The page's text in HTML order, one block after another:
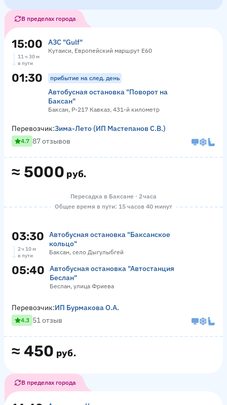
В пределах города
15:00 АЗС "Gulf"
Кутаиси, Европейский маршрут Е60
11 ч 30 м
в пути
01:30 прибытие на след. день
Автобусная остановка "Поворот на
Баксан"
Баксан, Р-217 Кавказ, 431-й километр
≈ 5000 руб.
Перевозчик:Зима-Лето (ИП Мастепанов С.В.)
4.7 87 отзывов
Пересадка в Баксане · 2 часа
Общее время в пути: 15 часов 40 минут
03:30
Автобусная остановка "Баксанское
кольцо"
Баксан, село Дыгулыбгей
2 ч 10 м
в пути
05:40
Автобусная остановка "Автостанция
Беслан"
Беслан, улица Фриева
≈ 450 руб.
Перевозчик:ИП Бурмакова О.А.
4.3 51 отзыв
В пределах города